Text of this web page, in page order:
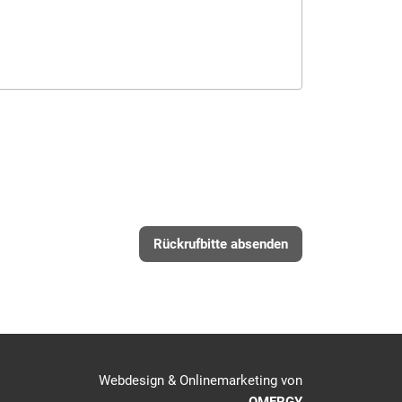
Rückrufbitte absenden
Webdesign & Onlinemarketing von